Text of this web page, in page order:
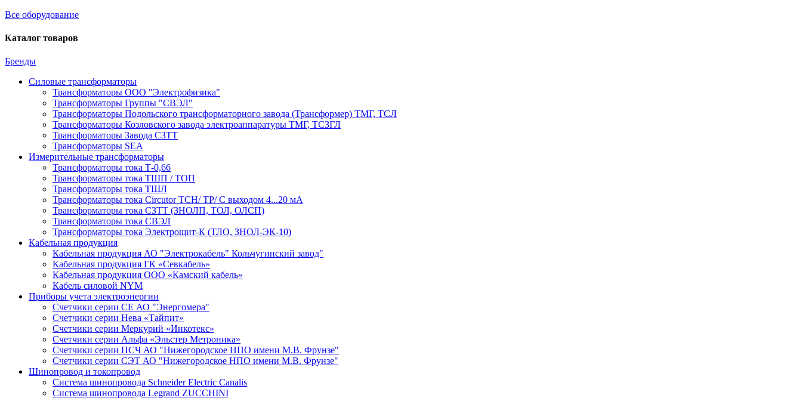
Все оборудование
Каталог товаров
Бренды
Силовые трансформаторы
Трансформаторы ООО "Электрофизика"
Трансформаторы Группы "СВЭЛ"
Трансформаторы Подольского трансформаторного завода (Трансформер) ТМГ, ТСЛ
Трансформаторы Козловского завода электроаппаратуры ТМГ, ТСЗГЛ
Трансформаторы Завода СЗТТ
Трансформаторы SEA
Измерительные трансформаторы
Трансформаторы тока Т-0,66
Трансформаторы тока ТШП / ТОП
Трансформаторы тока ТШЛ
Трансформаторы тока Circutor TCH/ TP/ С выходом 4...20 мА
Трансформаторы тока СЗТТ (ЗНОЛП, ТОЛ, ОЛСП)
Трансформаторы тока СВЭЛ
Трансформаторы тока Электрощит-К (ТЛО, ЗНОЛ-ЭК-10)
Кабельная продукция
Кабельная продукция АО "Электрокабель" Кольчугинский завод"
Кабельная продукция ГК «Севкабель»
Кабельная продукция ООО «Камский кабель»
Кабель силовой NYM
Приборы учета электроэнергии
Счетчики серии СЕ АО "Энергомера"
Счетчики серии Нева «Тайпит»
Счетчики серии Меркурий «Инкотекс»
Счетчики серии Альфа «Эльстер Метроника»
Счетчики серии ПСЧ АО "Нижегородское НПО имени М.В. Фрунзе"
Счетчики серии СЭТ АО "Нижегородское НПО имени М.В. Фрунзе"
Шинопровод и токопровод
Система шинопровода Schneider Electric Canalis
Система шинопровода Legrand ZUCCHINI